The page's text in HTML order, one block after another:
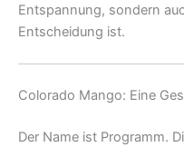
Entspannung, sondern
Entscheidung ist.
Colorado Mango: Eine
Der Name ist Programm.